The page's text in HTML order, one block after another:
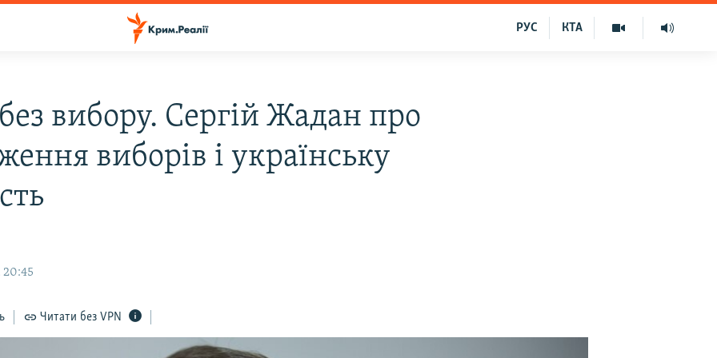
КТА
РУС
вибору. Сергій Жадан про
виборів і українську
20:45
Читати без VPN